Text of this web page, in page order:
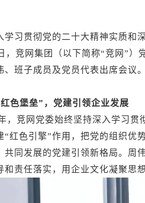
百度统计
行业解决
教育培训
智慧文旅
学习贯彻党的二十大精神实质和
，竞网集团（以下简称“竞网”）
、班子成员及党员代表出席会议。
色堡垒”，党建引领企业发展
，竞网党委始终坚持深入学习贯
“红色引擎”作用，把党的组织优
共同发展的党建引领新格局。周
和责任落实，用企业文化凝聚思